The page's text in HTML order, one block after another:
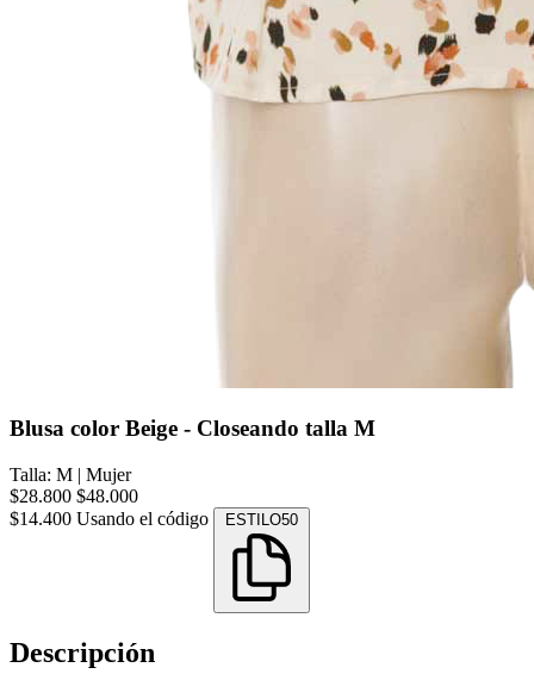
Blusa color Beige - Closeando talla M
Talla: M | Mujer
$28.800 $48.000
$14.400 Usando el código ESTILO50
Descripción